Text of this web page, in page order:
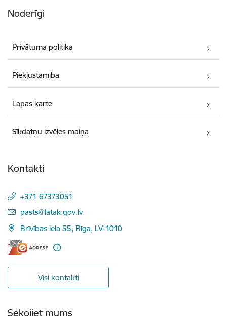
Noderīgi
Privātuma politika
Piekļūstamība
Lapas karte
Sīkdatņu izvēles maiņa
Kontakti
+371 67373051
E-pasts:
pasts@latak.gov.lv
Brīvības iela 55, Rīga, LV-1010
Visi kontakti
Sekojiet mums